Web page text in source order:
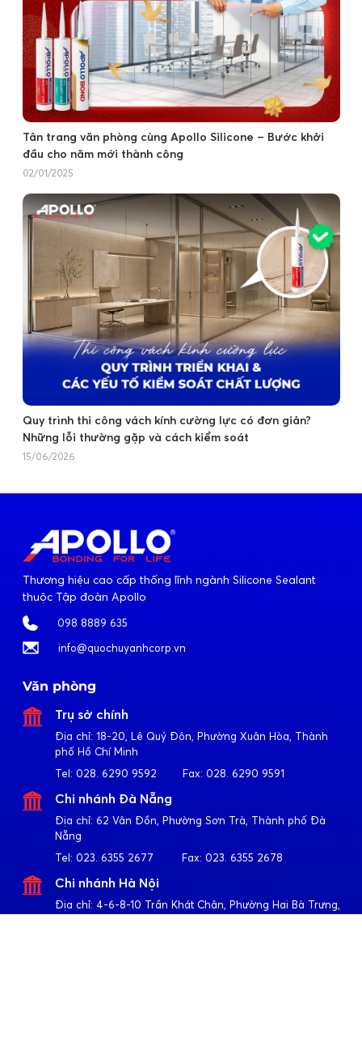
Tân trang văn phòng cùng Apollo Silicone – Bước khởi
đầu cho năm mới thành công
02/01/2025
Quy trình thi công vách kính cường lực có đơn giản?
Những lỗi thường gặp và cách kiểm soát
15/06/2026
Thương hiệu cao cấp thống lĩnh ngành Silicone Sealant
thuộc Tập đoàn Apollo
098 8889 635
info@quochuyanhcorp.vn
Văn phòng
Trụ sở chính
Địa chỉ: 18-20, Lê Quý Đôn, Phường Xuân Hòa, Thành
phố Hồ Chí Minh
Tel: 028. 6290 9592 Fax: 028. 6290 9591
Chi nhánh Đà Nẵng
Địa chỉ: 62 Vân Đồn, Phường Sơn Trà, Thành phố Đà
Nẵng
Tel: 023. 6355 2677 Fax: 023. 6355 2678
Chi nhánh Hà Nội
Địa chỉ: 4-6-8-10 Trần Khát Chân, Phường Hai Bà Trưng,